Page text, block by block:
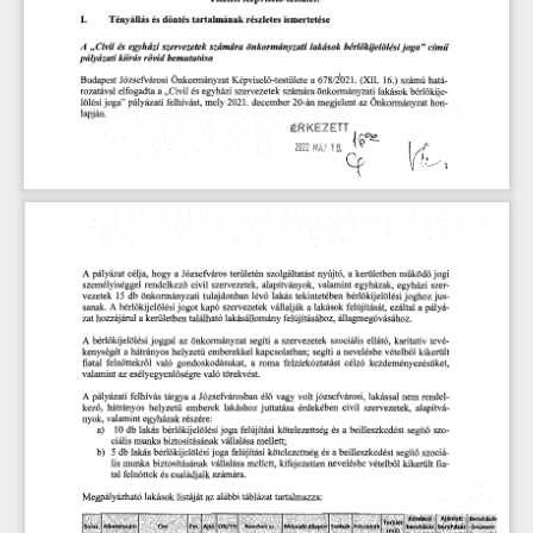
I. Tényállás és döntés tartalmának részletes ismertetése
A „Civil és egyházi szervezetek számára önkormányzati lakások bérlőkijelölésijoga” című
pályázati kiírás rövidbemutatása
Budapest Józsefvárosi Önkormányzat Képviselő-testülete a 678/2*021. (XII. 16.) számú hatá
rozatával elfogadta a „Civil és egyházi szervezetek számára önkormányzati lakások bérlőkije
lölési joga” pályázati felhívást, mely 2021. december 20-án megjelent az Önkormányzathon
lapján.
ÉRKEZETT
A pályázat célja, hogy a Józsefváros területén szolgáltatást nyújtó, a kerületben működő jogi
személyiséggel rendelkező civil szervezetek, alapítványok, valamint egyházak, egyházi szer
vezetek 15 db önkormányzati tulajdonban lévő lakás tekintetében bérlőkijelölési joghoz jus
sanak. A bérlőkijelölési jogot kapó szervezetek vállalják a lakások felújítását, ezáltal a pályá
zat hozzájárul a kerületben található lakásállomány felújításához, állagmegóvásához.
A bérlőkijelölési joggal az önkormányzat segíti a szervezetek szociális ellátó, karitatív tevé
kenységét a hátrányos helyzetű emberekkel kapcsolatban; segíti a nevelésbe vételből kikerült
fiatal felnőttekről való gondoskodásukat, a roma felzárkóztatást célzó kezdeményezésüket,
valamintaz esélyegyenlőségre való törekvést.
A pályázati felhívás tárgya a Józsefvárosban élő vagy volt józsefvárosi, lakással nem rendel
kező, hátrányos helyzetű emberek lakáshoz juttatása érdekében civil szervezetek, alapítvá
nyok, valamint egyházak részére:
a)
10 db lakás bérlőkijelölési joga felújítási kötelezettség és a beilleszkedést segítő szo
ciális munka biztosításánakvállalásamellett;
b)
5 db lakás bérlőkijelölési joga felújítási kötelezettség és a beilleszkedést segítő szociá
lis munka biztosításának vállalása mellett, kifejezetten nevelésbe vételből kikerült fia
tal felnőttek és családjaik számára.
Megpályázható lakások listáját az alábbi táblázat tartalmazza:
Sorsr. Albetétszám Cím Em. Ajtó ON/1H Komfortsz. Műszakiállapot Szobák Félszobák
Terület
(m2)
Kötelező
beruházás
Ajánlott
beruházás
Beruházás
összesen